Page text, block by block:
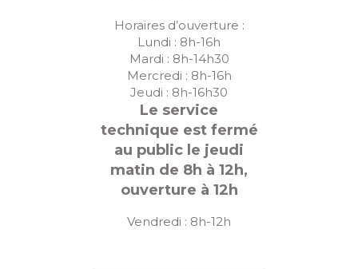
Horaires d’ouverture :
Lundi : 8h-16h
Mardi : 8h-14h30
Mercredi : 8h-16h
Jeudi : 8h-16h30
Le service
technique est fermé
au public le jeudi
matin de 8h à 12h,
ouverture à 12h
Vendredi : 8h-12h